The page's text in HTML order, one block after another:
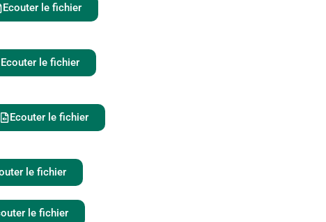
Ecouter le fichier
Ecouter le fichier
Ecouter le fichier
le fichier
le fichier